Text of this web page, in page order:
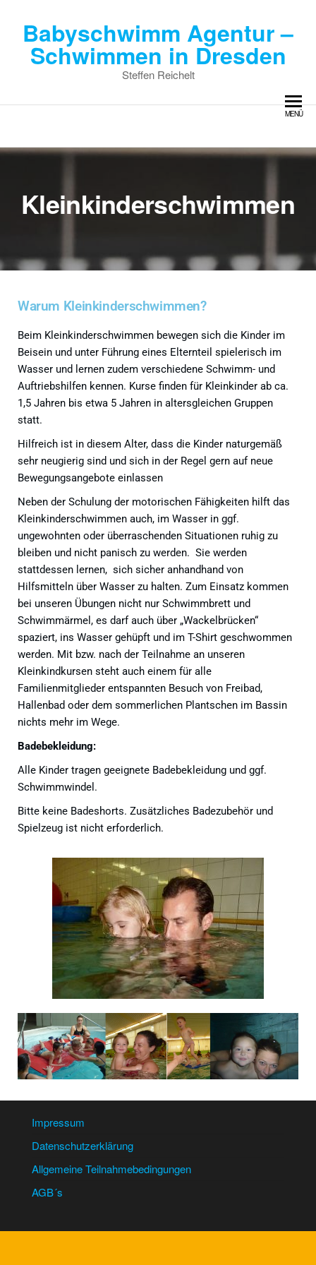
Babyschwimm Agentur –
Schwimmen in Dresden
Steffen Reichelt
MENÜ
Kleinkinderschwimmen
Warum Kleinkinderschwimmen?
Beim Kleinkinderschwimmen bewegen sich die Kinder im
Beisein und unter Führung eines Elternteil spielerisch im
Wasser und lernen zudem verschiedene Schwimm- und
Auftriebshilfen kennen. Kurse finden für Kleinkinder ab ca.
1,5 Jahren bis etwa 5 Jahren in altersgleichen Gruppen
statt.
Hilfreich ist in diesem Alter, dass die Kinder naturgemäß
sehr neugierig sind und sich in der Regel gern auf neue
Bewegungsangebote einlassen
Neben der Schulung der motorischen Fähigkeiten hilft das
Kleinkinderschwimmen auch, im Wasser in ggf.
ungewohnten oder überraschenden Situationen ruhig zu
bleiben und nicht panisch zu werden. Sie werden
stattdessen lernen, sich sicher anhandhand von
Hilfsmitteln über Wasser zu halten. Zum Einsatz kommen
bei unseren Übungen nicht nur Schwimmbrett und
Schwimmärmel, es darf auch über „Wackelbrücken“
spaziert, ins Wasser gehüpft und im T-Shirt geschwommen
werden. Mit bzw. nach der Teilnahme an unseren
Kleinkindkursen steht auch einem für alle
Familienmitglieder entspannten Besuch von Freibad,
Hallenbad oder dem sommerlichen Plantschen im Bassin
nichts mehr im Wege.
Badebekleidung:
Alle Kinder tragen geeignete Badebekleidung und ggf.
Schwimmwindel.
Bitte keine Badeshorts. Zusätzliches Badezubehör und
Spielzeug ist nicht erforderlich.
Impressum
Datenschutzerklärung
Allgemeine Teilnahmebedingungen
AGB´s